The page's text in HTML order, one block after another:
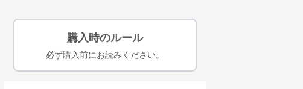
購入時のルール
必ず購入前にお読みください。